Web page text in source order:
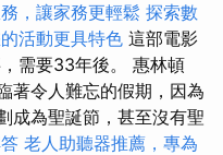
，讓家務更輕鬆 探索數
活動更具特色 這部電影
需要33年後。 惠林頓
著令人難忘的假期，因為
成為聖誕節，甚至沒有聖
老人助聽器推薦，專為